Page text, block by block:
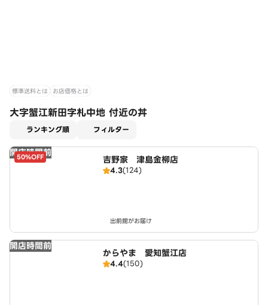
標準送料とは お店価格とは
大字蟹江新田字札中地 付近の丼
ランキング順 フィルター
開店時間前
50%OFF 吉野家 津島金柳店
4.3(124)
出前館がお届け
開店時間前
からやま 愛知蟹江店
4.4(150)